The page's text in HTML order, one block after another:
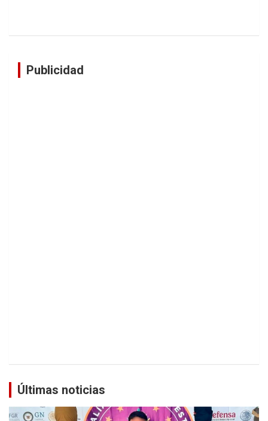
Publicidad
Últimas noticias